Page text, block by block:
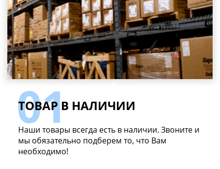
ТОВАР В НАЛИЧИИ
Наши товары всегда есть в наличии. Звоните и
мы обязательно подберем то, что Вам
необходимо!